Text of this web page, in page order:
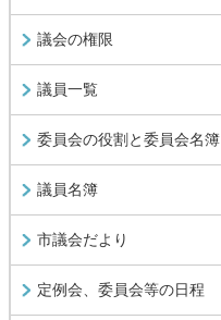
議会の権限
議員一覧
委員会の役割と委員会名簿
議員名簿
市議会だより
定例会、委員会等の日程